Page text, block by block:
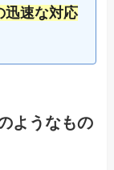
迅速な対応
ようなもの